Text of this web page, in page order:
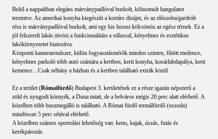
Belül a nappaliban elegáns márványpadlóval burkolt, kifinomult hangulatot
teremtve. Az amerikai konyha kiegészíti a kortárs dizájnt, és az előszoba/gardrób
rész is márványpadlóval burkolt, ami egy kis luxust kölcsönöz az egész térnek. Ez a
jól felszerelt lakás ötvözi a funkcionalitást a stílussal, kényelmes és esztétikus
lakókörnyezetet biztosítva.
Központi kamerarendszer, külön fogyasztásmérők minden szinten, fűtött medence,
kényelmes parkoló több autó számára a kertben, kerti konyha, kosárlabdapálya, kerti
kemence... Csak néhány a házban és a kertben található extrák közül.
Ez a terület (Rómaifürdő) Budapest 3. kerületének ez a része igazán népszerű a
zöld és nyugodt környék, a Duna miatt, de a belváros mégis 20 perc alatt elérhető. A
közelben több buszmegálló is található. A Római fürdő termálfürdő (uszoda)
mindössze 5 perc sétával elérhető.
A közelben számos sportolási lehetőség van: kenu, kajak, úszás, futás és
kerékpározás.